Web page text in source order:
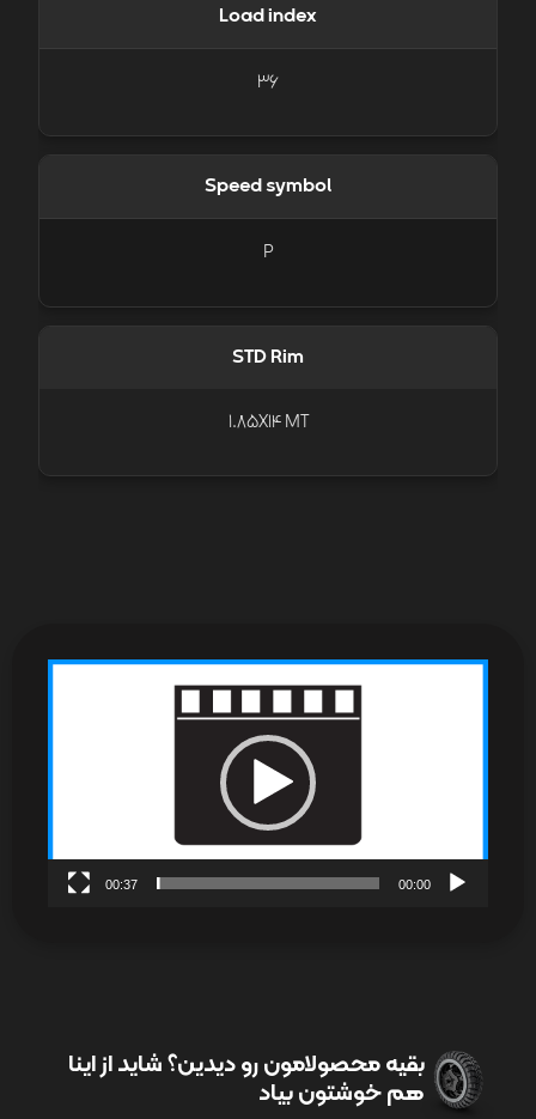
Load index
36
Speed symbol
P
STD Rim
1.85X14 MT
00:00
00:37
بقیه محصولامون رو دیدین؟ شاید از اینا
هم خوشتون بیاد